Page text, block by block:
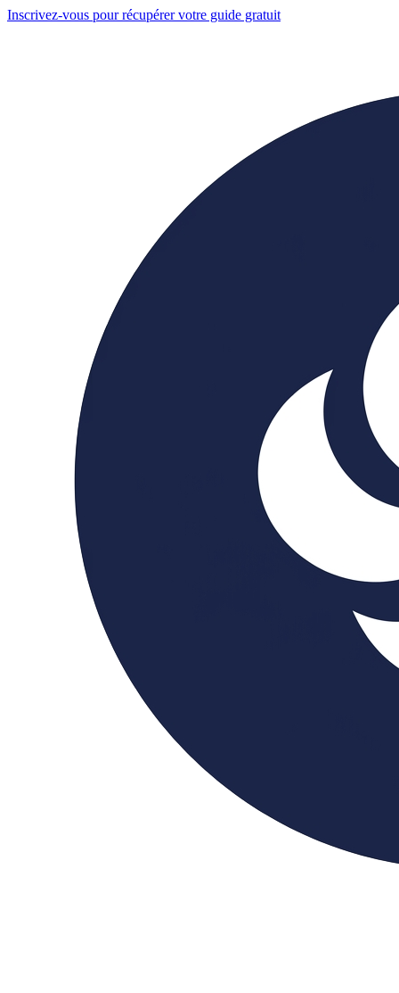
Inscrivez-vous pour récupérer votre guide gratuit